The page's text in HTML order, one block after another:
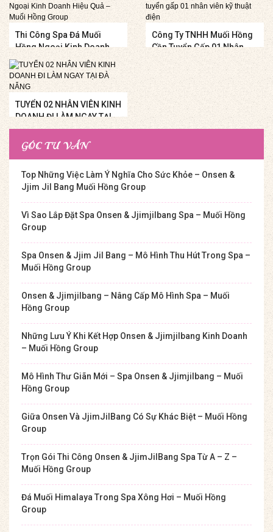
Thi Công Spa Đá Muối
Hồng Ngoại Kinh Doanh
Hiệu Quả – Muối Hồng
Group
Công Ty TNHH Muối Hồng
Cần Tuyển Gấp 01 Nhân
Viên Kỹ Thuật Điện
TUYỂN 02 NHÂN VIÊN KINH
DOANH ĐI LÀM NGAY TẠI
ĐÀ NẴNG
GÓC TƯ VẤN
Top Những Việc Làm Ý Nghĩa Cho Sức Khỏe – Onsen &
Jjim Jil Bang Muối Hồng Group
Vì Sao Lắp Đặt Spa Onsen & Jjimjilbang Spa – Muối Hồng
Group
Spa Onsen & Jjim Jil Bang – Mô Hình Thu Hút Trong Spa –
Muối Hồng Group
Onsen & Jjimjilbang – Nâng Cấp Mô Hình Spa – Muối
Hồng Group
Những Lưu Ý Khi Kết Hợp Onsen & Jjimjilbang Kinh Doanh
– Muối Hồng Group
Mô Hình Thư Giãn Mới – Spa Onsen & Jjimjilbang – Muối
Hồng Group
Giữa Onsen Và JjimJilBang Có Sự Khác Biệt – Muối Hồng
Group
Trọn Gói Thi Công Onsen & JjimJilBang Spa Từ A – Z –
Muối Hồng Group
Đá Muối Himalaya Trong Spa Xông Hơi – Muối Hồng
Group